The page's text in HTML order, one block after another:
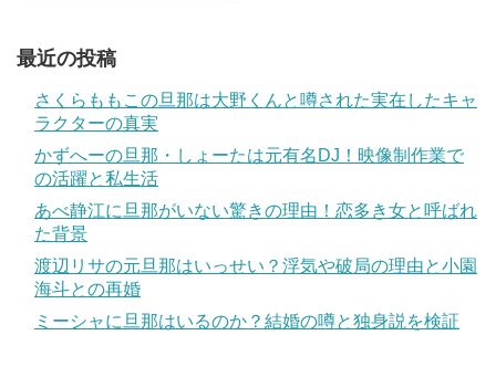
最近の投稿
さくらももこの旦那は大野くんと噂された実在したキャ
ラクターの真実
かずへーの旦那・しょーたは元有名DJ！映像制作業で
の活躍と私生活
あべ静江に旦那がいない驚きの理由！恋多き女と呼ばれ
た背景
渡辺リサの元旦那はいっせい？浮気や破局の理由と小園
海斗との再婚
ミーシャに旦那はいるのか？結婚の噂と独身説を検証